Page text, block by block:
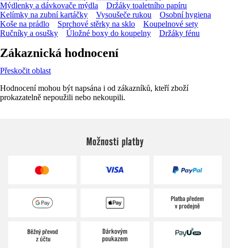
Mýdlenky a dávkovače mýdla
Držáky toaletního papíru
Kelímky na zubní kartáčky
Vysoušeče rukou
Osobní hygiena
Koše na prádlo
Sprchové stěrky na sklo
Koupelnové sety
Ručníky a osušky
Úložné boxy do koupelny Držáky fénu
Zákaznická hodnocení
Přeskočit oblast
Hodnocení mohou být napsána i od zákazníků, kteří zboží
prokazatelně nepoužili nebo nekoupili.
Možnosti platby